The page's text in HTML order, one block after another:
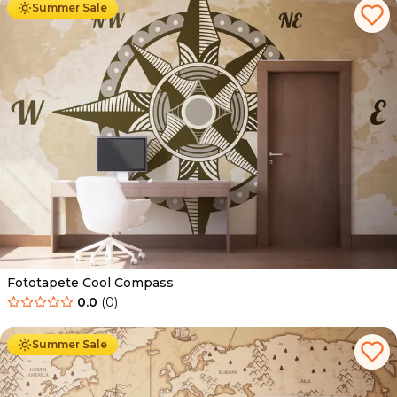
Summer Sale
Fototapete Cool Compass
0.0 (0)
Summer Sale
Ab 34.90 € 19.90